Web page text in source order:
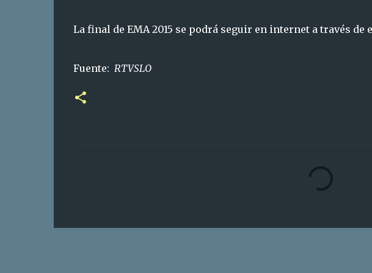
La final de EMA 2015 se podrá seguir en internet a través de
Fuente: RTVSLO